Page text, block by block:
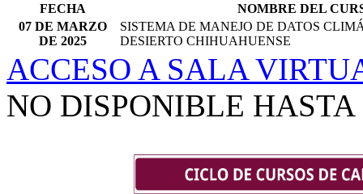
FECHA
NOMBRE DEL
07 DE MARZO
DE 2025
SISTEMA DE MANEJO DE DATOS
DESIERTO CHIHUAHUENSE
ACCESO A SALA
NO DISPONIBLE